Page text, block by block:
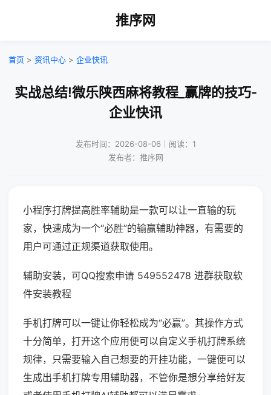
推序网
首页 > 资讯中心 > 企业快讯
实战总结!微乐陕西麻将教程_赢牌的技巧-
企业快讯
发布时间：2026-08-06｜阅读：1
发布者：推序网
小程序打牌提高胜率辅助是一款可以让一直输的玩
家，快速成为一个“必胜”的输赢辅助神器，有需要的
用户可通过正规渠道获取使用。
辅助安装，可QQ搜索申请 549552478 进群获取软
件安装教程
手机打牌可以一键让你轻松成为“必赢”。其操作方式
十分简单，打开这个应用便可以自定义手机打牌系统
规律，只需要输入自己想要的开挂功能，一键便可以
生成出手机打牌专用辅助器，不管你是想分享给好友